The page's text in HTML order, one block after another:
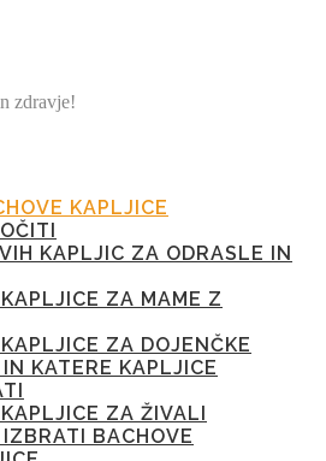
zdravje!
KAPLJICE
KAPLJIC ZA ODRASLE IN
ZA MAME Z
ZA DOJENČKE
IN KATERE KAPLJICE
ZA ŽIVALI
IZBRATI BACHOVE